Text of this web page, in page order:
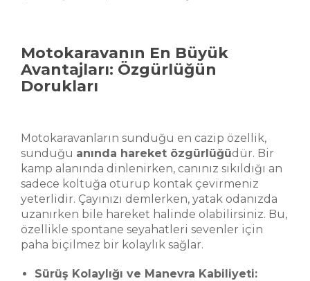
Motokaravanın En Büyük
Avantajları: Özgürlüğün
Dorukları
Motokaravanların sunduğu en cazip özellik,
sunduğu anında hareket özgürlüğüdür. Bir
kamp alanında dinlenirken, canınız sıkıldığı an
sadece koltuğa oturup kontak çevirmeniz
yeterlidir. Çayınızı demlerken, yatak odanızda
uzanırken bile hareket halinde olabilirsiniz. Bu,
özellikle spontane seyahatleri sevenler için
paha biçilmez bir kolaylık sağlar.
Sürüş Kolaylığı ve Manevra Kabiliyeti: